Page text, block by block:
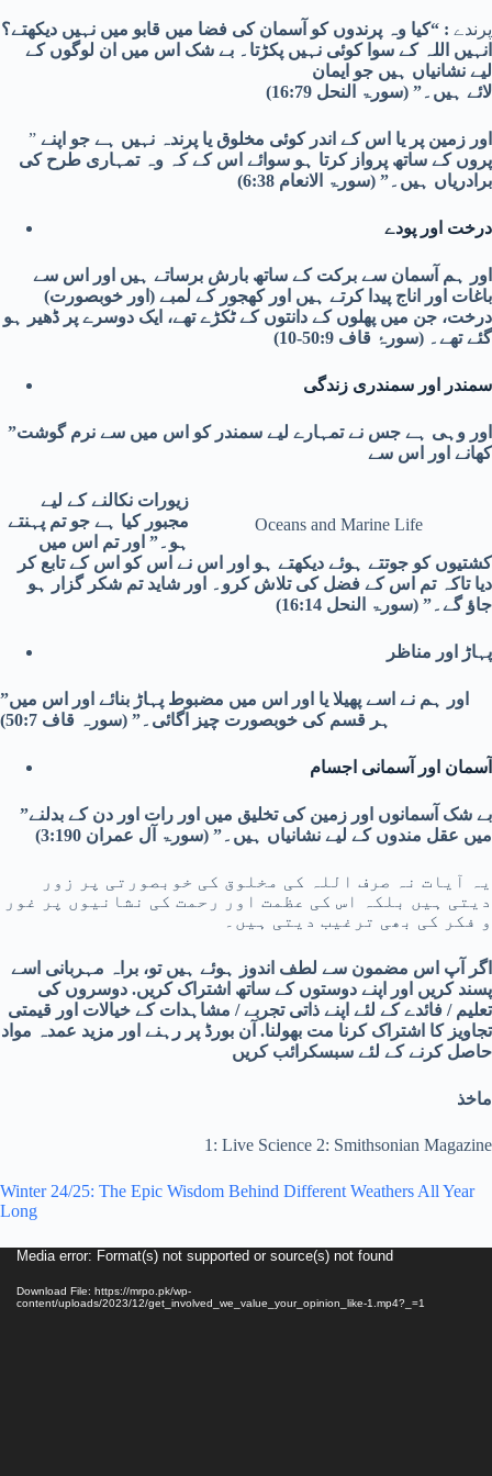
پرندے : “کیا وہ پرندوں کو آسمان کی فضا میں قابو میں نہیں دیکھتے؟
انہیں اللہ کے سوا کوئی نہیں پکڑتا۔ بے شک اس میں ان لوگوں کے
لیے نشانیاں ہیں جو ایمان
لائے ہیں۔” (سورۃ النحل 16:79)
” اور زمین پر یا اس کے اندر کوئی مخلوق یا پرندہ نہیں ہے جو اپنے
پروں کے ساتھ پرواز کرتا ہو سوائے اس کے کہ وہ تمہاری طرح کی
برادریاں ہیں۔” (سورۃ الانعام 6:38)
درخت اور پودے
اور ہم آسمان سے برکت کے ساتھ بارش برساتے ہیں اور اس سے
باغات اور اناج پیدا کرتے ہیں اور کھجور کے لمبے (اور خوبصورت)
درخت، جن میں پھلوں کے دانتوں کے ٹکڑے تھے، ایک دوسرے پر ڈھیر ہو
گئے تھے۔ (سورۂ قاف 50:9-10)
سمندر اور سمندری زندگی
”اور وہی ہے جس نے تمہارے لیے سمندر کو اس میں سے نرم گوشت
کھانے اور اس سے
Oceans and Marine Life
زیورات نکالنے کے لیے
مجبور کیا ہے جو تم پہنتے
ہو۔” اور تم اس میں
کشتیوں کو جوتتے ہوئے دیکھتے ہو اور اس نے اس کو اس کے تابع کر
دیا تاکہ تم اس کے فضل کی تلاش کرو۔ اور شاید تم شکر گزار ہو
جاؤ گے۔” (سورۃ النحل 16:14)
پہاڑ اور مناظر
”اور ہم نے اسے پھیلا یا اور اس میں مضبوط پہاڑ بنائے اور اس میں
ہر قسم کی خوبصورت چیز اگائی۔” (سورہ قاف 50:7)
آسمان اور آسمانی اجسام
”بے شک آسمانوں اور زمین کی تخلیق میں اور رات اور دن کے بدلنے
میں عقل مندوں کے لیے نشانیاں ہیں۔” (سورۃ آل عمران 3:190)
یہ آیات نہ صرف اللہ کی مخلوق کی خوبصورتی پر زور
دیتی ہیں بلکہ اس کی عظمت اور رحمت کی نشانیوں پر غور
و فکر کی بھی ترغیب دیتی ہیں۔
اگر آپ اس مضمون سے لطف اندوز ہوئے ہیں تو، براہ مہربانی اسے
پسند کریں اور اپنے دوستوں کے ساتھ اشتراک کریں. دوسروں کی
تعلیم / فائدے کے لئے اپنے ذاتی تجربے / مشاہدات کے خیالات اور قیمتی
تجاویز کا اشتراک کرنا مت بھولنا. آن بورڈ پر رہنے اور مزید عمدہ مواد
حاصل کرنے کے لئے سبسکرائب کریں
ماخذ
1: Live Science 2: Smithsonian Magazine
Winter 24/25: The Epic Wisdom Behind Different Weathers All Year
Long
VideoMedia error: Format(s) not supported or source(s) not found
Download File: https://mrpo.pk/wp-
content/uploads/2023/12/get_involved_we_value_your_opinion_like-1.mp4?_=1